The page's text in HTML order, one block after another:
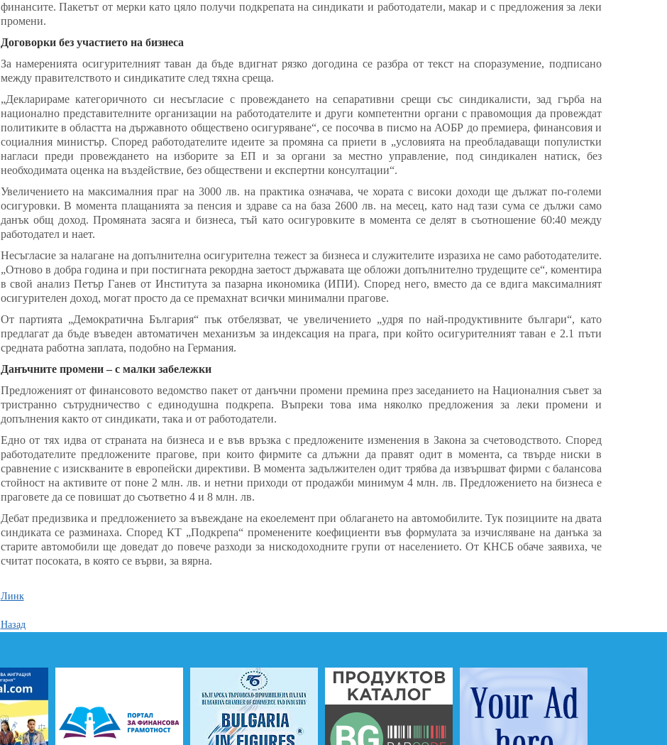
финансите. Пакетът от мерки като цяло получи подкрепата на синдикати и работодатели, макар и с предложения за леки
промени.
Договорки без участието на бизнеса
За намеренията осигурителният таван да бъде вдигнат рязко догодина се разбра от текст на споразумение, подписано
между правителството и синдикатите след тяхна среща.
„Декларираме категоричното си несъгласие с провеждането на сепаративни срещи със синдикалисти, зад гърба на
национално представителните организации на работодателите и други компетентни органи с правомощия да провеждат
политиките в областта на държавното обществено осигуряване“, се посочва в писмо на АОБР до премиера, финансовия и
социалния министър. Според работодателите идеите за промяна са приети в „условията на преобладаващи популистки
нагласи преди провеждането на изборите за ЕП и за органи за местно управление, под синдикален натиск, без
необходимата оценка на въздействие, без обществени и експертни консултации“.
Увеличението на максималния праг на 3000 лв. на практика означава, че хората с високи доходи ще дължат по-големи
осигуровки. В момента плащанията за пенсия и здраве са на база 2600 лв. на месец, като над тази сума се дължи само
данък общ доход. Промяната засяга и бизнеса, тъй като осигуровките в момента се делят в съотношение 60:40 между
работодател и нает.
Несъгласие за налагане на допълнителна осигурителна тежест за бизнеса и служителите изразиха не само работодателите.
„Отново в добра година и при постигната рекордна заетост държавата ще обложи допълнително трудещите се“, коментира
в свой анализ Петър Ганев от Института за пазарна икономика (ИПИ). Според него, вместо да се вдига максималният
осигурителен доход, могат просто да се премахнат всички минимални прагове.
От партията „Демократична България“ пък отбелязват, че увеличението „удря по най-продуктивните българи“, като
предлагат да бъде въведен автоматичен механизъм за индексация на прага, при който осигурителният таван е 2.1 пъти
средната работна заплата, подобно на Германия.
Данъчните промени – с малки забележки
Предложеният от финансовото ведомство пакет от данъчни промени премина през заседанието на Националния съвет за
тристранно сътрудничество с единодушна подкрепа. Въпреки това има няколко предложения за леки промени и
допълнения както от синдикати, така и от работодатели.
Едно от тях идва от страната на бизнеса и е във връзка с предложените изменения в Закона за счетоводството. Според
работодателите предложените прагове, при които фирмите са длъжни да правят одит в момента, са твърде ниски в
сравнение с изискваните в европейски директиви. В момента задължителен одит трябва да извършват фирми с балансова
стойност на активите от поне 2 млн. лв. и нетни приходи от продажби минимум 4 млн. лв. Предложението на бизнеса е
праговете да се повишат до съответно 4 и 8 млн. лв.
Дебат предизвика и предложението за въвеждане на екоелемент при облагането на автомобилите. Тук позициите на двата
синдиката се разминаха. Според КТ „Подкрепа“ променените коефициенти във формулата за изчисляване на данъка за
старите автомобили ще доведат до повече разходи за нискодоходните групи от населението. От КНСБ обаче заявиха, че
считат посоката, в която се върви, за вярна.
Линк
Назад